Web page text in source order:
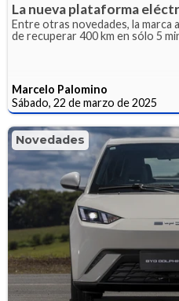
La nueva plataforma
Entre otras novedades, la marca
de recuperar 400 km en sólo 5
Marcelo Palomino
Sábado, 22 de marzo de 2025
Novedades